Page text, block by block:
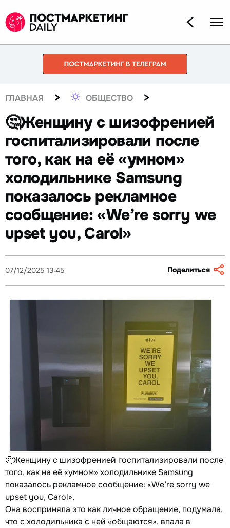
ГЛАВНАЯ > ОБЩЕСТВО >
🤔Женщину с шизофренией
госпитализировали после
того, как на её «умном»
холодильнике Samsung
показалось рекламное
сообщение: «We’re sorry we
upset you, Carol»
07/12/2025 13:45 Поделиться
🤔Женщину с шизофренией госпитализировали после
того, как на её «умном» холодильнике Samsung
показалось рекламное сообщение: «We’re sorry we
upset you, Carol».
Она восприняла это как личное обращение, подумала,
что с холодильника с ней «общаются», впала в